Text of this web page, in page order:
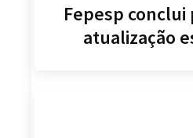
Fepesp conclui
atualização